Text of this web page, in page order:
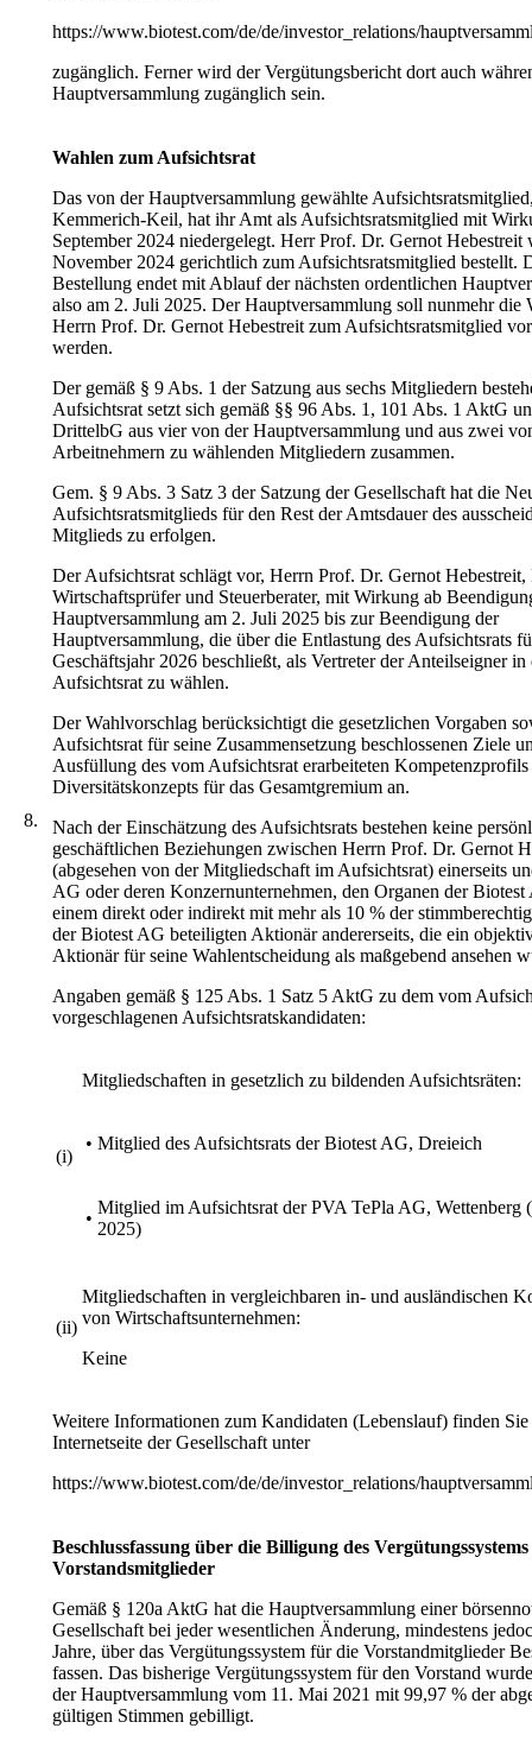
https://www.biotest.com/de/de/investor_relations/
zugänglich. Ferner wird der Vergütungsbericht dort auch
Hauptversammlung zugänglich sein.
8.
Wahlen zum Aufsichtsrat
Das von der Hauptversammlung gewählte
Kemmerich-Keil, hat ihr Amt als Aufsichtsratsmitglied mit
September 2024 niedergelegt. Herr Prof. Dr. Gernot Hebestreit
November 2024 gerichtlich zum Aufsichtsratsmitglied bestellt.
Bestellung endet mit Ablauf der nächsten ordentlichen
also am 2. Juli 2025. Der Hauptversammlung soll nunmehr die
Herrn Prof. Dr. Gernot Hebestreit zum Aufsichtsratsmitglied
werden.
Der gemäß § 9 Abs. 1 der Satzung aus sechs Mitgliedern
Aufsichtsrat setzt sich gemäß §§ 96 Abs. 1, 101 Abs. 1 AktG
DrittelbG aus vier von der Hauptversammlung und aus zwei
Arbeitnehmern zu wählenden Mitgliedern zusammen.
Gem. § 9 Abs. 3 Satz 3 der Satzung der Gesellschaft hat die
Aufsichtsratsmitglieds für den Rest der Amtsdauer des
Mitglieds zu erfolgen.
Der Aufsichtsrat schlägt vor, Herrn Prof. Dr. Gernot Hebestreit,
Wirtschaftsprüfer und Steuerberater, mit Wirkung ab
Hauptversammlung am 2. Juli 2025 bis zur Beendigung der
Hauptversammlung, die über die Entlastung des Aufsichtsrats
Geschäftsjahr 2026 beschließt, als Vertreter der Anteilseigner in
Aufsichtsrat zu wählen.
Der Wahlvorschlag berücksichtigt die gesetzlichen Vorgaben
Aufsichtsrat für seine Zusammensetzung beschlossenen Ziele
Ausfüllung des vom Aufsichtsrat erarbeiteten
Diversitätskonzepts für das Gesamtgremium an.
Nach der Einschätzung des Aufsichtsrats bestehen keine
geschäftlichen Beziehungen zwischen Herrn Prof. Dr. Gernot
(abgesehen von der Mitgliedschaft im Aufsichtsrat) einerseits
AG oder deren Konzernunternehmen, den Organen der Biotest
einem direkt oder indirekt mit mehr als 10 % der
der Biotest AG beteiligten Aktionär andererseits, die ein
Aktionär für seine Wahlentscheidung als maßgebend ansehen
Angaben gemäß § 125 Abs. 1 Satz 5 AktG zu dem vom
vorgeschlagenen Aufsichtsratskandidaten:
(i)
Mitgliedschaften in gesetzlich zu bildenden Aufsichtsräten:
• Mitglied des Aufsichtsrats der Biotest AG, Dreieich
•
Mitglied im Aufsichtsrat der PVA TePla AG, Wettenberg
2025)
(ii)
Mitgliedschaften in vergleichbaren in- und ausländischen
von Wirtschaftsunternehmen:
Keine
Weitere Informationen zum Kandidaten (Lebenslauf) finden Sie
Internetseite der Gesellschaft unter
https://www.biotest.com/de/de/investor_relations/
Beschlussfassung über die Billigung des
Vorstandsmitglieder
Gemäß § 120a AktG hat die Hauptversammlung einer
Gesellschaft bei jeder wesentlichen Änderung, mindestens
Jahre, über das Vergütungssystem für die Vorstandmitglieder
fassen. Das bisherige Vergütungssystem für den Vorstand
der Hauptversammlung vom 11. Mai 2021 mit 99,97 % der
gültigen Stimmen gebilligt.